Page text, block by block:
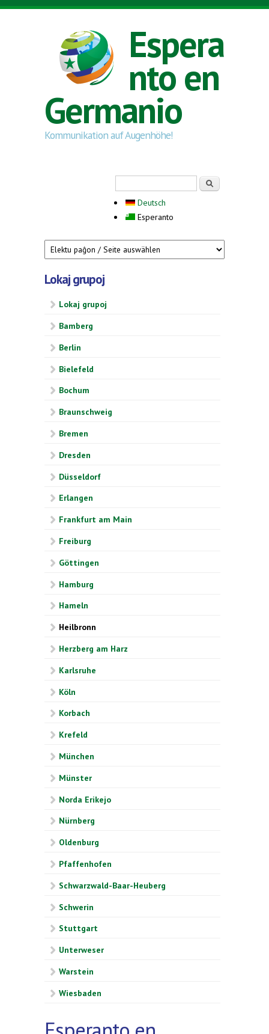
Skip to main content
Espera
nto en
Germanio
Kommunikation auf Augenhöhe!
Deutsch
Esperanto
Lokaj grupoj
Lokaj grupoj
Bamberg
Berlin
Bielefeld
Bochum
Braunschweig
Bremen
Dresden
Düsseldorf
Erlangen
Frankfurt am Main
Freiburg
Göttingen
Hamburg
Hameln
Heilbronn
Herzberg am Harz
Karlsruhe
Köln
Korbach
Krefeld
München
Münster
Norda Erikejo
Nürnberg
Oldenburg
Pfaffenhofen
Schwarzwald-Baar-Heuberg
Schwerin
Stuttgart
Unterweser
Warstein
Wiesbaden